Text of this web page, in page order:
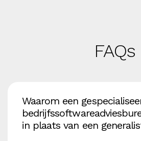
FAQs
Waarom een
in plaats van een